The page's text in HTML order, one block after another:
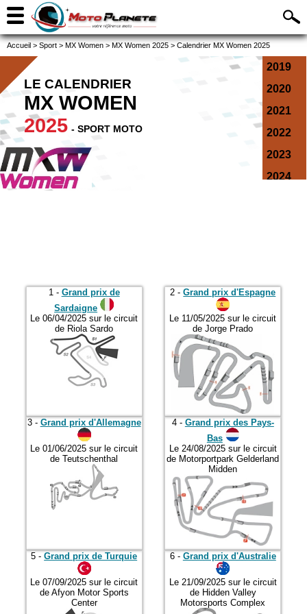
Accueil > Sport > MX Women > MX Women 2025 > Calendrier MX Women 2025
2019
2020
2021
2022
2023
2024
LE CALENDRIER
MX WOMEN
2025 - SPORT MOTO
1 - Grand prix de
Sardaigne
Le 06/04/2025 sur le circuit
de Riola Sardo
2 -Grand prix d'Espagne
Le 11/05/2025 sur le circuit
de Jorge Prado
3 - Grand prix d'Allemagne
Le 01/06/2025 sur le circuit
de Teutschenthal
4 - Grand prix des Pays-
Bas
Le 24/08/2025 sur le circuit
de Motorportpark Gelderland
Midden
5 -Grand prix de Turquie
Le 07/09/2025 sur le circuit
de Afyon Motor Sports
Center
6 - Grand prix d'Australie
Le 21/09/2025 sur le circuit
de Hidden Valley
Motorsports Complex